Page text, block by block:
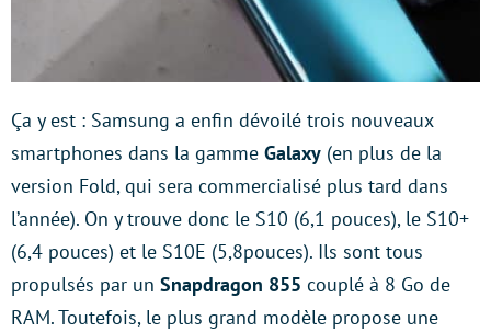
Ça y est : Samsung a enfin dévoilé trois nouveaux
smartphones dans la gamme Galaxy (en plus de la
version Fold, qui sera commercialisé plus tard dans
l’année). On y trouve donc le S10 (6,1 pouces), le S10+
(6,4 pouces) et le S10E (5,8pouces). Ils sont tous
propulsés par un Snapdragon 855 couplé à 8 Go de
RAM. Toutefois, le plus grand modèle propose une